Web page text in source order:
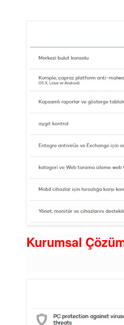
Kurumsal